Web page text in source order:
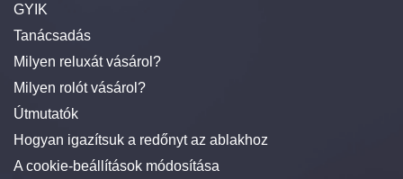
GYIK
Tanácsadás
Milyen reluxát vásárol?
Milyen rolót vásárol?
Útmutatók
Hogyan igazítsuk a redőnyt az ablakhoz
A cookie-beállítások módosítása